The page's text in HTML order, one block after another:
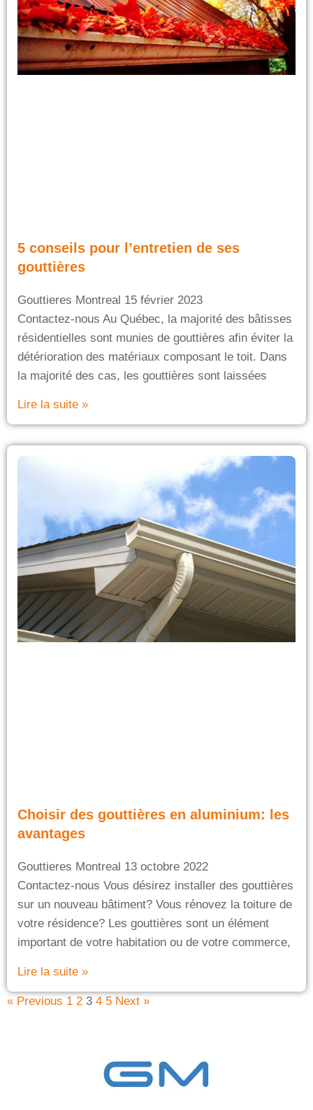
5 conseils pour l’entretien de ses
gouttières
Gouttieres Montreal 15 février 2023
Contactez-nous Au Québec, la majorité des bâtisses
résidentielles sont munies de gouttières afin éviter la
détérioration des matériaux composant le toit. Dans
la majorité des cas, les gouttières sont laissées
Lire la suite »
Choisir des gouttières en aluminium: les
avantages
Gouttieres Montreal 13 octobre 2022
Contactez-nous Vous désirez installer des gouttières
sur un nouveau bâtiment? Vous rénovez la toiture de
votre résidence? Les gouttières sont un élément
important de votre habitation ou de votre commerce,
Lire la suite »
« Previous 1 2 3 4 5 Next »